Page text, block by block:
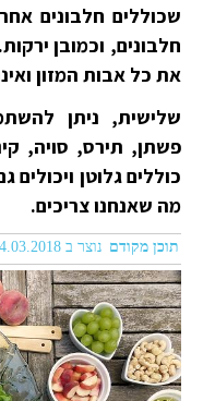
שכוללים חלבונים
חלבונים, וכמובן
את כל אבות המזון
שלישית, ניתן
פשתן, תירס, סויה,
כוללים גלוטן
מה שאנחנו צריכים.
תוכן מקודם נוצר ב 04.03.2018 12:03